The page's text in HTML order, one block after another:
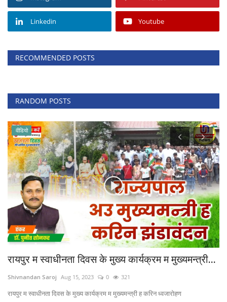
Linkedin Youtube
RECOMMENDED POSTS
RANDOM POSTS
वीडियो
रायपुर म स्वाधीनता दिवस के मुख्य कार्यक्रम म मुख्यमन्त्री...
Shivnandan Saroj Aug 15, 2023 0 321
रायपुर म स्वाधीनता दिवस के मुख्य कार्यक्रम म मुख्यमन्त्री ह करिन ध्वजारोहण